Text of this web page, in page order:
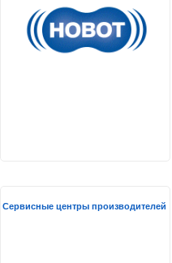
Сервисные центры производителей